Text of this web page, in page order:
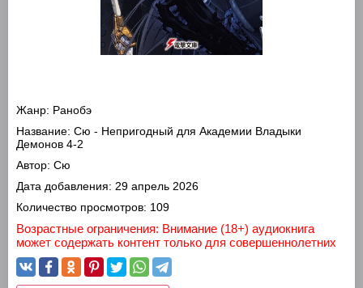
Жанр: Ранобэ
Название: Сю - Непригодный для Академии Владыки
Демонов 4-2
Автор: Сю
Дата добавления: 29 апрель 2026
Количество просмотров: 109
Возрастные ограничения: Внимание (18+) аудиокнига
может содержать контент только для совершеннолетних